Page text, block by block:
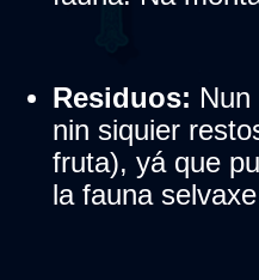
Residuos:
nin siquier
fruta), yá que
la fauna